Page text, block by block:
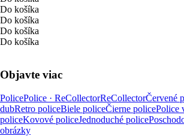
Do košíka
Do košíka
Do košíka
Do košíka
Objavte viac
PolicePolice · ReCollectorReCollectorČervené
dubRetro policeBiele policeČierne policePolice
policeKovové policeJednoduché police
obrázky